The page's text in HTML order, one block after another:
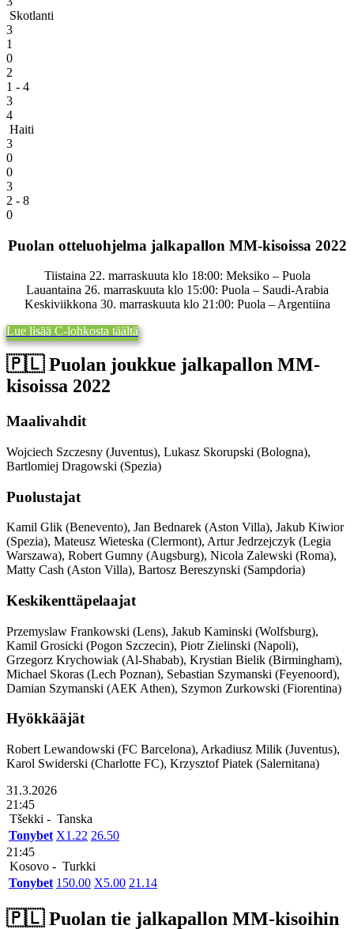
Skotlanti
3
1
0
2
1 - 4
3
4
Haiti
3
0
0
3
2 - 8
0
Puolan otteluohjelma jalkapallon MM-kisoissa 2022
Tiistaina 22. marraskuuta klo 18:00: Meksiko – Puola
Lauantaina 26. marraskuuta klo 15:00: Puola – Saudi-Arabia
Keskiviikkona 30. marraskuuta klo 21:00: Puola – Argentiina
Lue lisää C-lohkosta täältä
🇵🇱​ Puolan joukkue jalkapallon MM-
kisoissa 2022
Maalivahdit
Wojciech Szczesny (Juventus), Lukasz Skorupski (Bologna),
Bartlomiej Dragowski (Spezia)
Puolustajat
Kamil Glik (Benevento), Jan Bednarek (Aston Villa), Jakub Kiwior
(Spezia), Mateusz Wieteska (Clermont), Artur Jedrzejczyk (Legia
Warszawa), Robert Gumny (Augsburg), Nicola Zalewski (Roma),
Matty Cash (Aston Villa), Bartosz Bereszynski (Sampdoria)
Keskikenttäpelaajat
Przemyslaw Frankowski (Lens), Jakub Kaminski (Wolfsburg),
Kamil Grosicki (Pogon Szczecin), Piotr Zielinski (Napoli),
Grzegorz Krychowiak (Al-Shabab), Krystian Bielik (Birmingham),
Michael Skoras (Lech Poznan), Sebastian Szymanski (Feyenoord),
Damian Szymanski (AEK Athen), Szymon Zurkowski (Fiorentina)
Hyökkääjät
Robert Lewandowski (FC Barcelona), Arkadiusz Milik (Juventus),
Karol Swiderski (Charlotte FC), Krzysztof Piatek (Salernitana)
31.3.2026
21:45
Tšekki - Tanska
Tonybet X1.22 26.50
21:45
Kosovo - Turkki
Tonybet 1 50.00 X5.00 21.14
🇵🇱​ Puolan tie jalkapallon MM-kisoihin